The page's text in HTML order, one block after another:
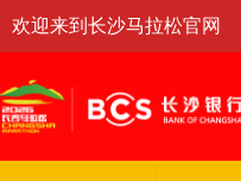
欢迎来到长沙马拉松官网